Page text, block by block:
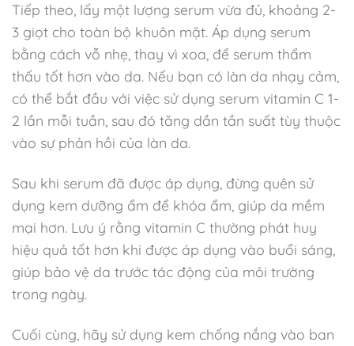
Tiếp theo, lấy một lượng serum vừa đủ, khoảng 2-
3 giọt cho toàn bộ khuôn mặt. Áp dụng serum
bằng cách vỗ nhẹ, thay vì xoa, để serum thẩm
thấu tốt hơn vào da. Nếu bạn có làn da nhạy cảm,
có thể bắt đầu với việc sử dụng serum vitamin C 1-
2 lần mỗi tuần, sau đó tăng dần tần suất tùy thuộc
vào sự phản hồi của làn da.
Sau khi serum đã được áp dụng, đừng quên sử
dụng kem dưỡng ẩm để khóa ẩm, giúp da mềm
mại hơn. Lưu ý rằng vitamin C thường phát huy
hiệu quả tốt hơn khi được áp dụng vào buổi sáng,
giúp bảo vệ da trước tác động của môi trường
trong ngày.
Cuối cùng, hãy sử dụng kem chống nắng vào ban